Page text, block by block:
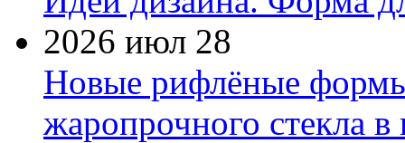
2026 июл 28
Новые рифлёные формы
жаропрочного стекла